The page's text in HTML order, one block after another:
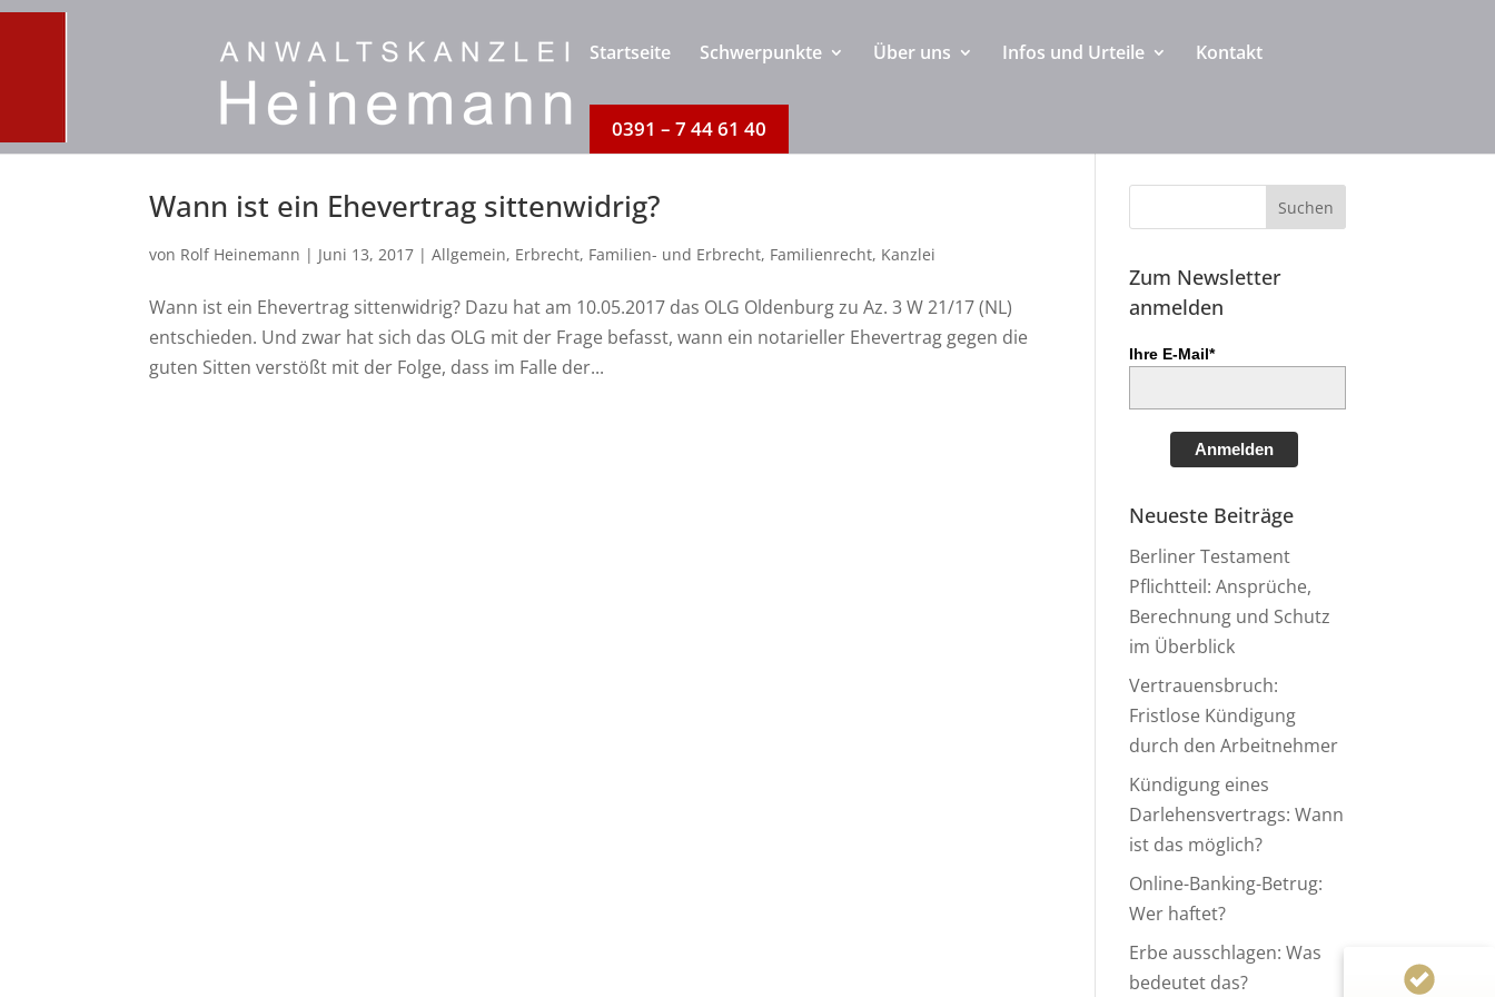
Startseite Schwerpunkte Über uns Infos und Urteile Kontakt
0391 – 7 44 61 40
Wann ist ein Ehevertrag sittenwidrig?
von Rolf Heinemann | Juni 13, 2017 |Allgemein, Erbrecht, Familien- und Erbrecht, Familienrecht, Kanzlei
Wann ist ein Ehevertrag sittenwidrig? Dazu hat am 10.05.2017 das OLG Oldenburg zu Az. 3 W 21/17 (NL)
entschieden. Und zwar hat sich das OLG mit der Frage befasst, wann ein notarieller Ehevertrag gegen die
guten Sitten verstößt mit der Folge, dass im Falle der...
Zum Newsletter
anmelden
Ihre E-Mail*
Anmelden
Neueste Beiträge
Berliner Testament
Pflichtteil: Ansprüche,
Berechnung und Schutz
im Überblick
Vertrauensbruch:
Fristlose Kündigung
durch den Arbeitnehmer
Kündigung eines
Darlehensvertrags: Wann
ist das möglich?
Online-Banking-Betrug:
Wer haftet?
Erbe ausschlagen: Was
bedeutet das?
Anwaltskanzlei Heinemann & Rummel GbR
SEHR GUT
4,94 / 5,00
Bewertungen auf
ProvenExpert.com
124
Bewertungen von 1
anderen Quelle